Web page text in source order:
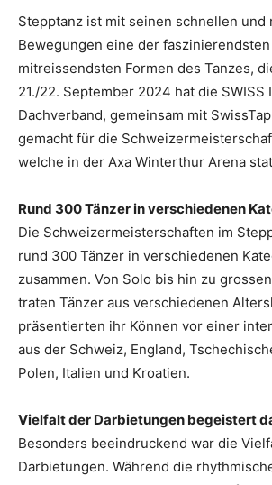
Stepptanz ist mit seinen schnellen und
Bewegungen eine der
mitreissendsten Formen des Tanzes,
21./22. September 2024 hat die SWISS
Dachverband, gemeinsam mit
gemacht für die
welche in der Axa Winterthur Arena
Rund 300 Tänzer in verschiedenen
Die Schweizermeisterschaften im
rund 300 Tänzer in verschiedenen
zusammen. Von Solo bis hin zu
traten Tänzer aus verschiedenen
präsentierten ihr Können vor einer
aus der Schweiz, England,
Polen, Italien und Kroatien.
Vielfalt der Darbietungen begeistert
Besonders beeindruckend war die
Darbietungen. Während die